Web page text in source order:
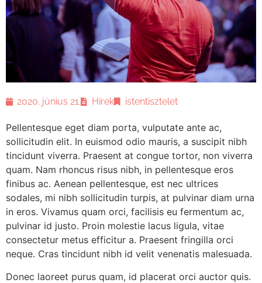
2020. június 21. Hírek istentisztelet
Pellentesque eget diam porta, vulputate ante ac,
sollicitudin elit. In euismod odio mauris, a suscipit nibh
tincidunt viverra. Praesent at congue tortor, non viverra
quam. Nam rhoncus risus nibh, in pellentesque eros
finibus ac. Aenean pellentesque, est nec ultrices
sodales, mi nibh sollicitudin turpis, at pulvinar diam urna
in eros. Vivamus quam orci, facilisis eu fermentum ac,
pulvinar id justo. Proin molestie lacus ligula, vitae
consectetur metus efficitur a. Praesent fringilla orci
neque. Cras tincidunt nibh id velit venenatis malesuada.
Donec laoreet purus quam, id placerat orci auctor quis.